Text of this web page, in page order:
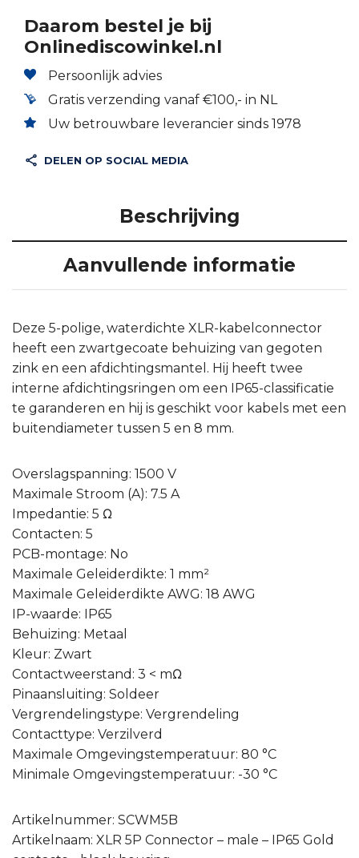
Daarom bestel je bij
Onlinediscowinkel.nl
Persoonlijk advies
Gratis verzending vanaf €100,- in NL
Uw betrouwbare leverancier sinds 1978
DELEN OP SOCIAL MEDIA
Beschrijving
Aanvullende informatie
Deze 5-polige, waterdichte XLR-kabelconnector
heeft een zwartgecoate behuizing van gegoten
zink en een afdichtingsmantel. Hij heeft twee
interne afdichtingsringen om een IP65-classificatie
te garanderen en hij is geschikt voor kabels met een
buitendiameter tussen 5 en 8 mm.
Overslagspanning: 1500 V
Maximale Stroom (A): 7.5 A
Impedantie: 5 Ω
Contacten: 5
PCB-montage: No
Maximale Geleiderdikte: 1 mm²
Maximale Geleiderdikte AWG: 18 AWG
IP-waarde: IP65
Behuizing: Metaal
Kleur: Zwart
Contactweerstand: 3 < mΩ
Pinaansluiting: Soldeer
Vergrendelingstype: Vergrendeling
Contacttype: Verzilverd
Maximale Omgevingstemperatuur: 80 °C
Minimale Omgevingstemperatuur: -30 °C
Artikelnummer: SCWM5B
Artikelnaam: XLR 5P Connector – male – IP65 Gold